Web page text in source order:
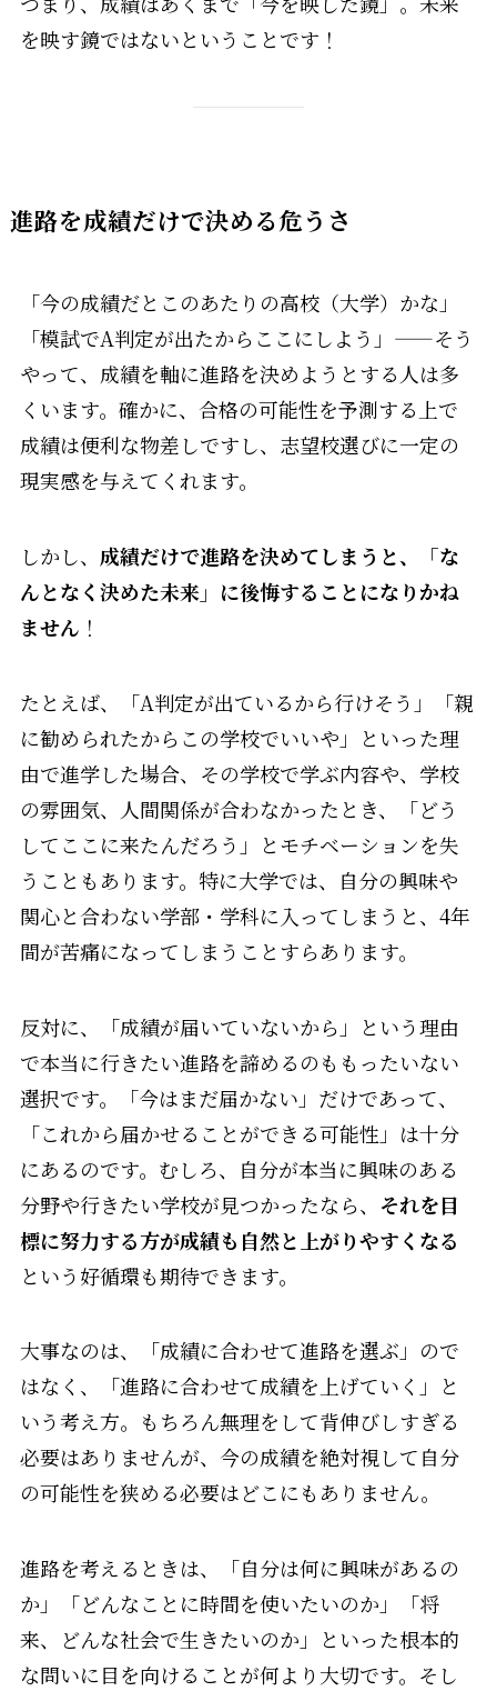
を映す鏡ではないということです！
進路を成績だけで決める危うさ
「今の成績だとこのあたりの高校（大学）かな」
「模試でA判定が出たからここにしよう」——そう
やって、成績を軸に進路を決めようとする人は多
くいます。確かに、合格の可能性を予測する上で
成績は便利な物差しですし、志望校選びに一定の
現実感を与えてくれます。
しかし、 成績だけで進路を決めてしまうと、「な
んとなく決めた未来」に後悔することになりかね
ません ！
たとえば、「A判定が出ているから行けそう」「親
に勧められたからこの学校でいいや」といった理
由で進学した場合、その学校で学ぶ内容や、学校
の雰囲気、人間関係が合わなかったとき、「どう
してここに来たんだろう」とモチベーションを失
うこともあります。特に大学では、自分の興味や
関心と合わない学部・学科に入ってしまうと、4年
間が苦痛になってしまうことすらあります。
反対に、「成績が届いていないから」という理由
で本当に行きたい進路を諦めるのももったいない
選択です。「今はまだ届かない」だけであって、
「これから届かせることができる可能性」は十分
にあるのです。むしろ、自分が本当に興味のある
分野や行きたい学校が見つかったなら、 それを目
標に努力する方が成績も自然と上がりやすくなる
という好循環も期待できます。
大事なのは、「成績に合わせて進路を選ぶ」ので
はなく、「進路に合わせて成績を上げていく」と
いう考え方。もちろん無理をして背伸びしすぎる
必要はありませんが、今の成績を絶対視して自分
の可能性を狭める必要はどこにもありません。
進路を考えるときは、「自分は何に興味があるの
か」「どんなことに時間を使いたいのか」「将
来、どんな社会で生きたいのか」といった根本的
な問いに目を向けることが何より大切です。そし